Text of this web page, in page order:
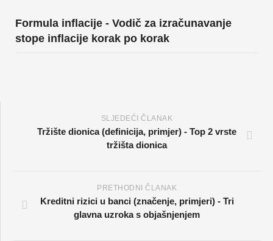
Formula inflacije - Vodič za izračunavanje
stope inflacije korak po korak
SLJEDEĆI ČLANAK
Tržište dionica (definicija, primjer) - Top 2 vrste
tržišta dionica
PRETHODNI ČLANAK
Kreditni rizici u banci (značenje, primjeri) - Tri
glavna uzroka s objašnjenjem